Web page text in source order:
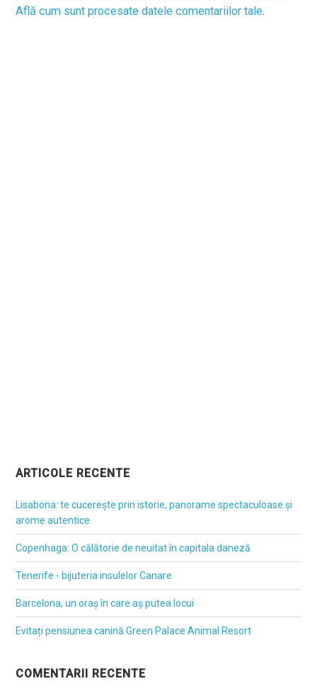
Află cum sunt procesate datele comentariilor tale.
ARTICOLE RECENTE
Lisabona: te cucerește prin istorie, panorame spectaculoase și
arome autentice
Copenhaga: O călătorie de neuitat în capitala daneză
Tenerife - bijuteria insulelor Canare
Barcelona, un oraș în care aș putea locui
Evitați pensiunea canină Green Palace Animal Resort
COMENTARII RECENTE